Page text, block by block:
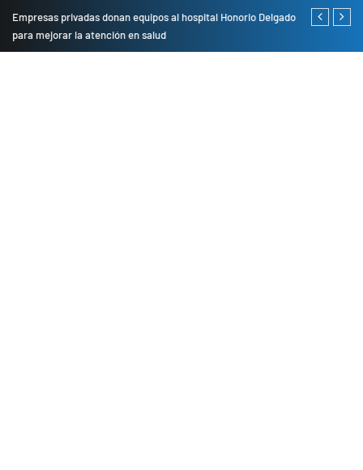
Empresas privadas donan equipos al hospital Honorio Delgado
para mejorar la atención en salud
Cambio de